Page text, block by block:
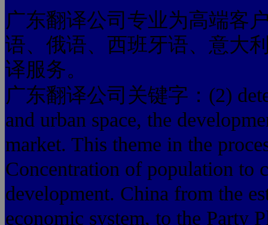
广东翻译公司专业为高端客
语、俄语、西班牙语、意大
译服务。
广东翻译公司关键字：(2)
and urban space, the
market. This theme in the
Concentration of population to
development. China from the
economic system, to the Party